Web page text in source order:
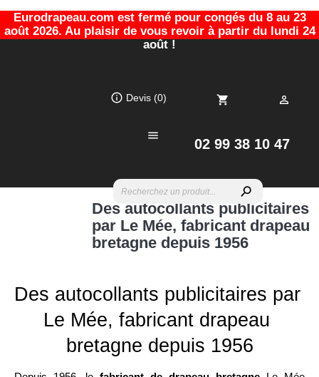
Eurodrapeau.com est fermé pour congés du 8 au 23
août 2026. Au plaisir de vous revoir à partir du lundi 24
août !
02 99 38 10 47
info_outline Devis (0)
search

shopping_cart 
Des autocollants publicitaires
par Le Mée, fabricant drapeau
bretagne depuis 1956
Des autocollants publicitaires par
Le Mée, fabricant drapeau
bretagne depuis 1956